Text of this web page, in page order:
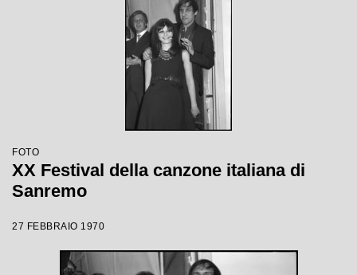
FOTO
XX Festival della canzone italiana di
Sanremo
27 FEBBRAIO 1970